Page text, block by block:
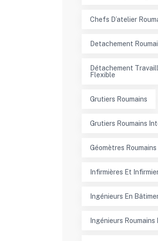
Chefs D’atelier
Detachement
Détachement
Flexible
Grutiers Roumains
Grutiers Roumains
Géomètres Roumains
Infirmières Et
Ingénieurs En
Ingénieurs Roumains